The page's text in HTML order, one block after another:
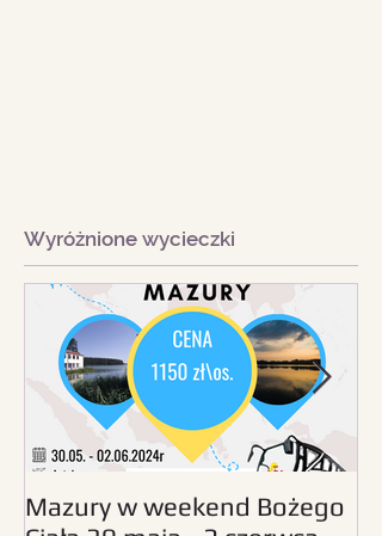
Wyróżnione wycieczki
Mazury w weekend Bożego